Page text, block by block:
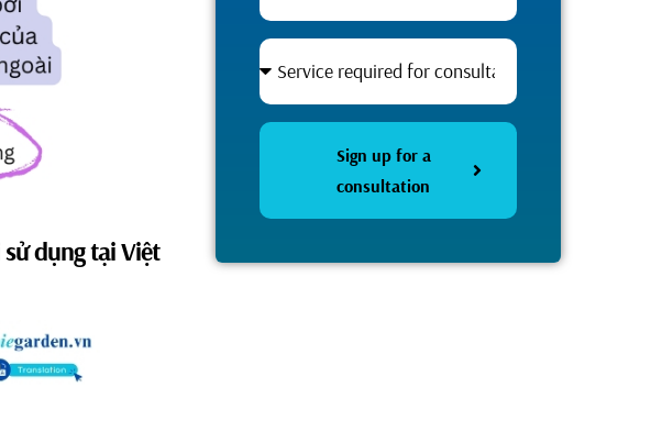
dụng tại Việt
Sign up for a
consultation